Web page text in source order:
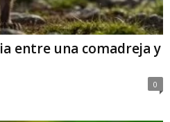
entre una comadreja y
0